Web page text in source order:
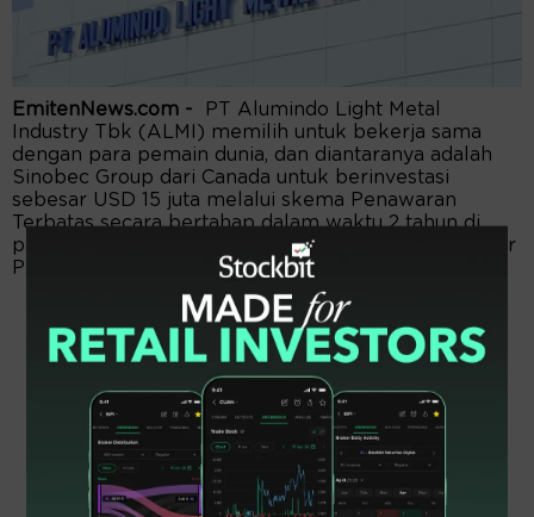
EmitenNews.com -
PT Alumindo Light Metal
Industry Tbk (ALMI) memilih untuk bekerja sama
dengan para pemain dunia, dan diantaranya adalah
Sinobec Group dari Canada untuk berinvestasi
sebesar USD 15 juta melalui skema Penawaran
Terbatas secara bertahap dalam waktu 2 tahun di
pasa modal, yang merupakan 20% dari modal disetor
Perseroan.